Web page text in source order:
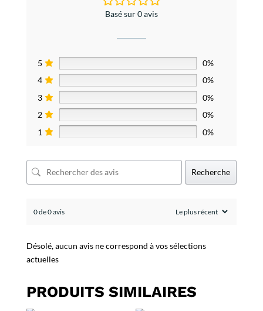
Basé sur 0 avis
5
0%
4
0%
3
0%
2
0%
1
0%
Recherche
0 de 0 avis
Désolé, aucun avis ne correspond à vos sélections
actuelles
PRODUITS SIMILAIRES